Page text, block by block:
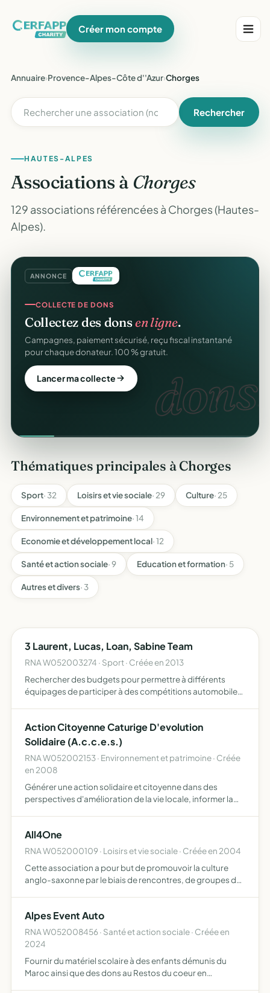
Créer mon compte
Annuaire›Provence-Alpes-Côte d''Azur›Chorges
Rechercher
HAUTES-ALPES
Associations à Chorges
129 associations référencées à Chorges (Hautes-
Alpes).
ANNONCE
dons.
COLLECTE DE DONS
Collectez des donsen ligne.
Campagnes, paiement sécurisé, reçu fiscal instantané
pour chaque donateur. 100 % gratuit.
Lancer ma collecte
Thématiques principales à Chorges
Sport· 32 Loisirs et vie sociale· 29 Culture· 25
Environnement et patrimoine· 14
Economie et développement local· 12
Santé et action sociale· 9 Education et formation· 5
Autres et divers· 3
3 Laurent, Lucas, Loan, Sabine Team
RNA W052003274 · Sport · Créée en 2013
Rechercher des budgets pour permettre à différents
équipages de participer à des compétitions automobiles
vo…
Action Citoyenne Caturige D'evolution
Solidaire (A.c.c.e.s.)
RNA W052002153 · Environnement et patrimoine · Créée
en 2008
Générer une action solidaire et citoyenne dans des
perspectives d'amélioration de la vie locale, informer la
durable, défendre …
All4One
RNA W052000109 · Loisirs et vie sociale · Créée en 2004
Cette association a pour but de promouvoir la culture
anglo-saxonne par le biais de rencontres, de groupes de
Alpes Event Auto
RNA W052008456 · Santé et action sociale · Créée en
2024
Fournir du matériel scolaire à des enfants démunis du
Maroc ainsi que des dons au Restos du coeur en